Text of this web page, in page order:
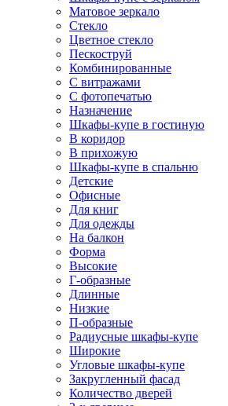
Матовое зеркало
Стекло
Цветное стекло
Пескоструй
Комбинированные
С витражами
С фотопечатью
Назначение
Шкафы-купе в гостиную
В коридор
В прихожую
Шкафы-купе в спальню
Детские
Офисные
Для книг
Для одежды
На балкон
Форма
Высокие
Г-образные
Длинные
Низкие
П-образные
Радиусные шкафы-купе
Широкие
Угловые шкафы-купе
Закругленный фасад
Количество дверей